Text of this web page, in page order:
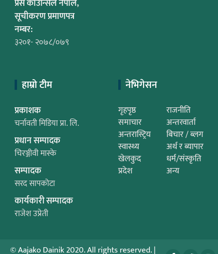
प्रेस काउन्सिल नेपाल,
सूचीकरण प्रमाणपत्र
नम्बर:
३२०१- २०७८/०७९
हाम्रो टीम
प्रकाशक
चर्नावती मिडिया प्रा. लि.
प्रधान सम्पादक
चिरञ्जीवी मास्के
सम्पादक
सरद सापकोटा
कार्यकारी सम्पादक
राजेश उप्रेती
नेभिगेसन
गृहपृष्ठ
राजनीति
समाचार
अन्तरवार्ता
अन्तरास्ट्रिय
बिचार / ब्लग
स्वास्थ्य
अर्थ र ब्यापार
खेलकुद
धर्म/संस्कृति
प्रदेश
अन्य
© Aajako Dainik 2020. All rights reserved.|